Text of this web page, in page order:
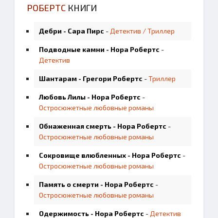
РОБЕРТС КНИГИ
Дебри - Сара Пирс - Детектив / Триллер
Подводные камни - Нора Робертс -
Детектив
Шантарам - Грегори Робертс -Триллер
Любовь Лилы - Нора Робертс -
Остросюжетные любовные романы
Обнаженная смерть - Нора Робертс -
Остросюжетные любовные романы
Сокровище влюбленных - Нора Робертс -
Остросюжетные любовные романы
Память о смерти - Нора Робертс -
Остросюжетные любовные романы
Одержимость - Нора Робертс - Детектив